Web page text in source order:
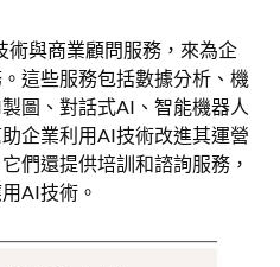
術與商業顧問服務，來為企
這些服務包括數據分析、機
圖、對話式AI、智能機器人
企業利用AI技術改進其運營
們還提供培訓和諮詢服務，
AI技術。